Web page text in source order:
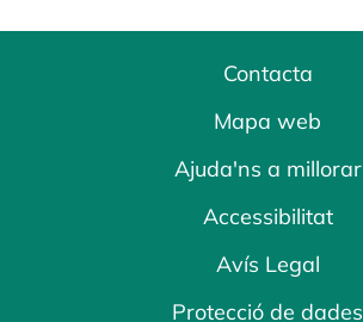
Contacta
Mapa web
Ajuda'ns a millorar
Accessibilitat
Avís Legal
Protecció de dades